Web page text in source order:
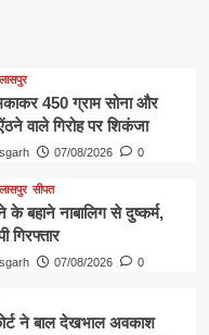
450 ग्राम सोना और
वाले गिरोह पर शिकंजा
07/08/2026 0
सीपत
के बहाने नाबालिग से दुष्कर्म,
गिरफ्तार
07/08/2026 0
ने बाल देखभाल अवकाश